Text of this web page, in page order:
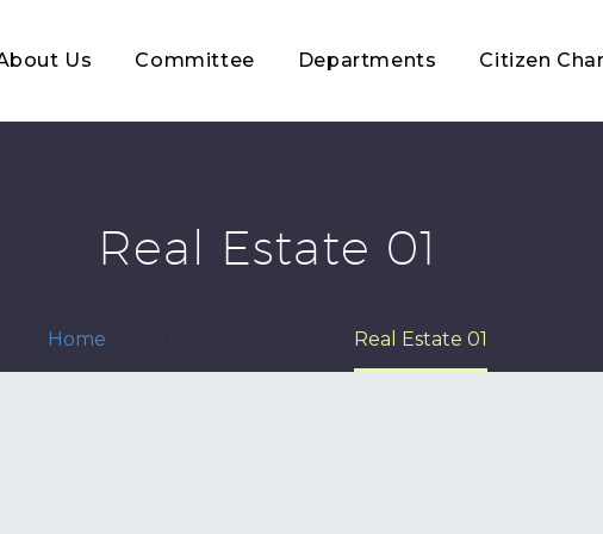
Us Committee Departments Citizen
Real Estate 01
Home Real Estate 01